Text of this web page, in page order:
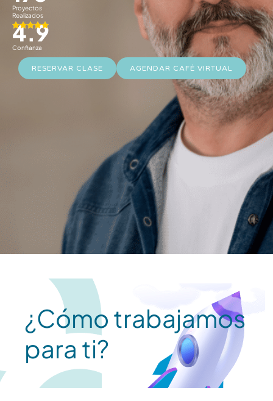
Proyectos
Realizados
Confianza
4.9
RESERVAR CLASE AGENDAR CAFÉ VIRTUAL
¿Cómo trabajamos
para ti?